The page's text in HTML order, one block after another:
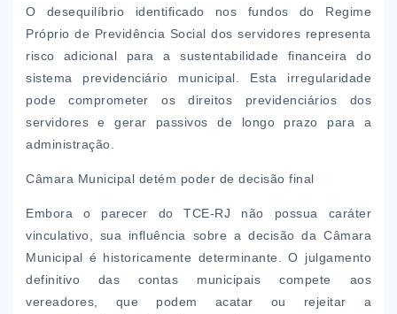
O desequilíbrio identificado nos fundos do Regime
Próprio de Previdência Social dos servidores representa
risco adicional para a sustentabilidade financeira do
sistema previdenciário municipal. Esta irregularidade
pode comprometer os direitos previdenciários dos
servidores e gerar passivos de longo prazo para a
administração.
Câmara Municipal detém poder de decisão final
Embora o parecer do TCE-RJ não possua caráter
vinculativo, sua influência sobre a decisão da Câmara
Municipal é historicamente determinante. O julgamento
definitivo das contas municipais compete aos
vereadores, que podem acatar ou rejeitar a